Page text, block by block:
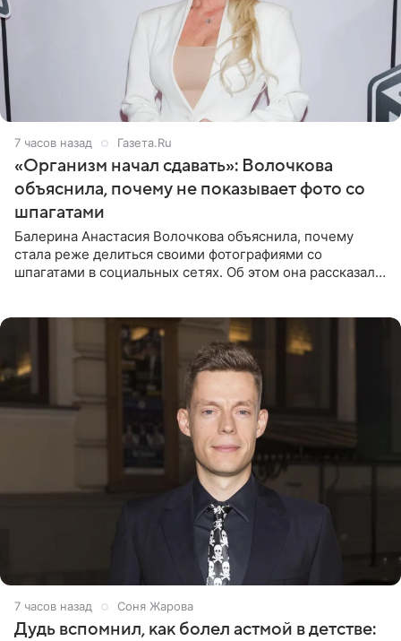
7 часов назад Газета.Ru
«Организм начал сдавать»: Волочкова
объяснила, почему не показывает фото со
шпагатами
Балерина Анастасия Волочкова объяснила, почему
стала реже делиться своими фотографиями со
шпагатами в социальных сетях. Об этом она рассказала
7 часов назад Соня Жарова
Дудь вспомнил, как болел астмой в детстве: